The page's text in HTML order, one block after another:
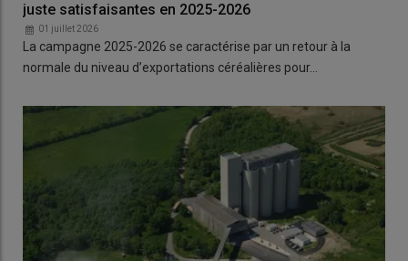
juste satisfaisantes en 2025-2026
01 juillet 2026
La campagne 2025-2026 se caractérise par un retour à la
normale du niveau d’exportations céréalières pour…